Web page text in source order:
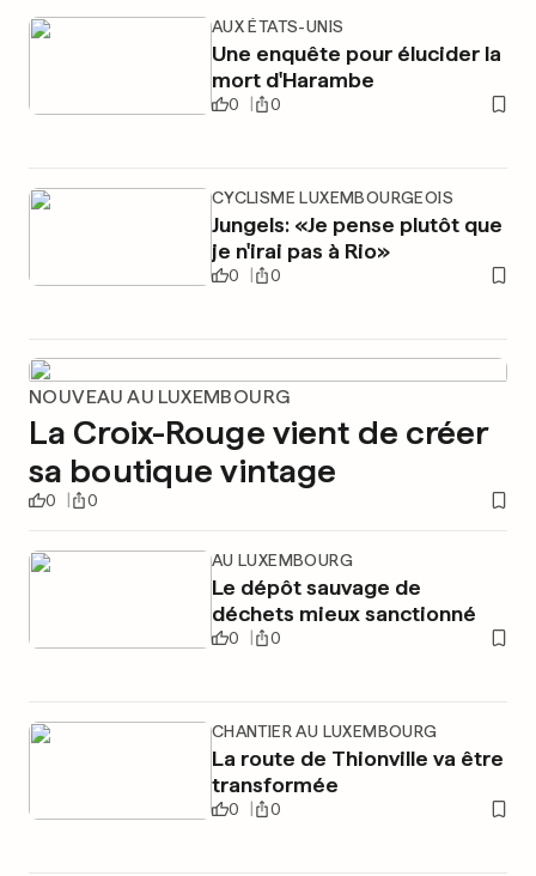
AUX ÉTATS-UNIS
Une enquête pour élucider la
mort d'Harambe
0 0
CYCLISME LUXEMBOURGEOIS
Jungels: «Je pense plutôt que
je n'irai pas à Rio»
0 0
NOUVEAU AU LUXEMBOURG
La Croix-Rouge vient de créer
sa boutique vintage
0 0
AU LUXEMBOURG
Le dépôt sauvage de
déchets mieux sanctionné
0 0
CHANTIER AU LUXEMBOURG
La route de Thionville va être
transformée
0 0